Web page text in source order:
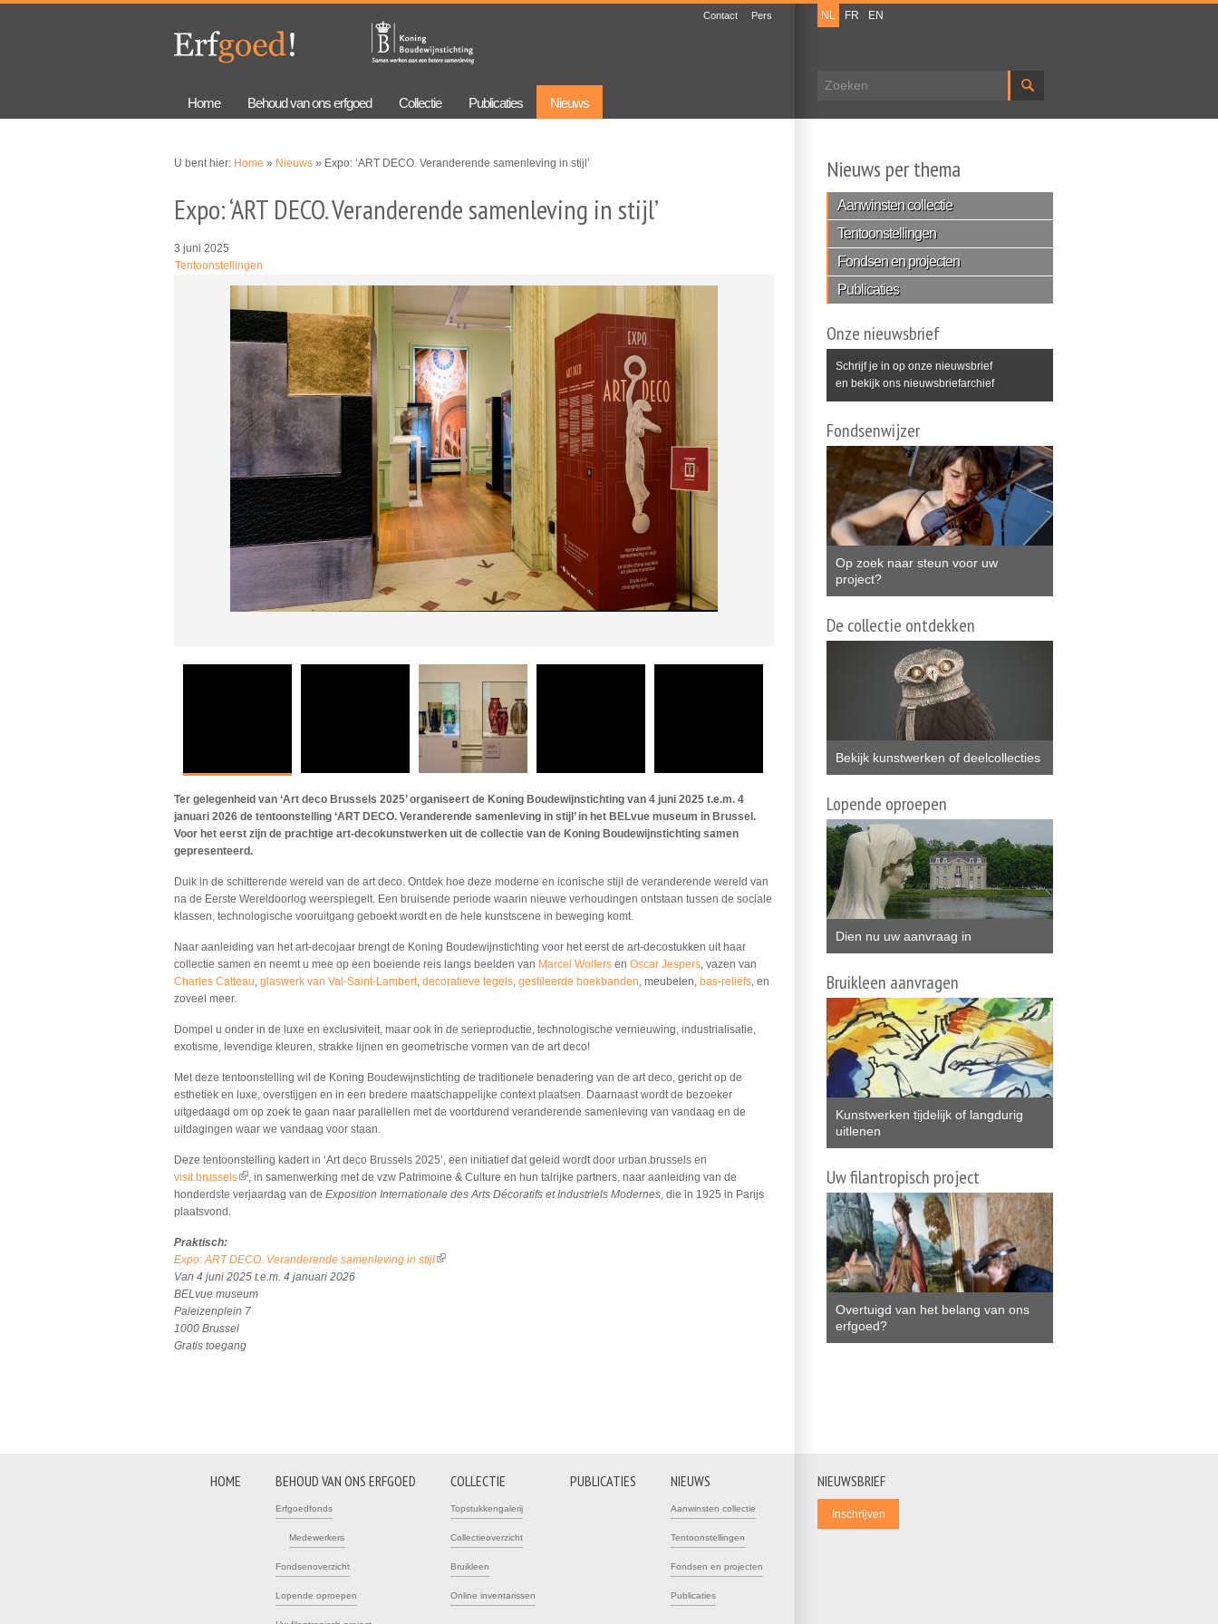
Contact Pers
Zoekveld
NL FR EN
Home Behoud van ons erfgoed Collectie Publicaties Nieuws
U bent hier: Home » Nieuws » Expo: ‘ART DECO. Veranderende samenleving in stijl’
Expo: ‘ART DECO. Veranderende samenleving in stijl’
3 juni 2025
Tentoonstellingen
Ter gelegenheid van ‘Art deco Brussels 2025’ organiseert de Koning Boudewijnstichting van 4 juni 2025 t.e.m. 4
januari 2026 de tentoonstelling ‘ART DECO. Veranderende samenleving in stijl’ in het BELvue museum in Brussel.
Voor het eerst zijn de prachtige art-decokunstwerken uit de collectie van de Koning Boudewijnstichting samen
gepresenteerd.
Duik in de schitterende wereld van de art deco. Ontdek hoe deze moderne en iconische stijl de veranderende wereld van
na de Eerste Wereldoorlog weerspiegelt. Een bruisende periode waarin nieuwe verhoudingen ontstaan tussen de sociale
klassen, technologische vooruitgang geboekt wordt en de hele kunstscene in beweging komt.
Naar aanleiding van het art-decojaar brengt de Koning Boudewijnstichting voor het eerst de art-decostukken uit haar
collectie samen en neemt u mee op een boeiende reis langs beelden van Marcel Wolfers en Oscar Jespers, vazen van
Charles Catteau, glaswerk van Val-Saint-Lambert, decoratieve tegels, gestileerde boekbanden, meubelen, bas-reliëfs, en
zoveel meer.
Dompel u onder in de luxe en exclusiviteit, maar ook in de serieproductie, technologische vernieuwing, industrialisatie,
exotisme, levendige kleuren, strakke lijnen en geometrische vormen van de art deco!
Met deze tentoonstelling wil de Koning Boudewijnstichting de traditionele benadering van de art deco, gericht op de
esthetiek en luxe, overstijgen en in een bredere maatschappelijke context plaatsen. Daarnaast wordt de bezoeker
uitgedaagd om op zoek te gaan naar parallellen met de voortdurend veranderende samenleving van vandaag en de
uitdagingen waar we vandaag voor staan.
Deze tentoonstelling kadert in ‘Art deco Brussels 2025’, een initiatief dat geleid wordt door urban.brussels en
visit.brussels(link is external)
, in samenwerking met de vzw Patrimoine & Culture en hun talrijke partners, naar aanleiding van de
honderdste verjaardag van de Exposition Internationale des Arts Décoratifs et Industriels Modernes, die in 1925 in Parijs
plaatsvond.
Praktisch:
Expo: ART DECO. Veranderende samenleving in stijl(link is external)
Van 4 juni 2025 t.e.m. 4 januari 2026
BELvue museum
Paleizenplein 7
1000 Brussel
Gratis toegang
Nieuws per thema
Aanwinsten collectie
Tentoonstellingen
Fondsen en projecten
Publicaties
Onze nieuwsbrief
Schrijf je in op onze nieuwsbrief
en bekijk ons nieuwsbriefarchief
Fondsenwijzer
Op zoek naar steun voor uw
project?
De collectie ontdekken
Bekijk kunstwerken of deelcollecties
Lopende oproepen
Dien nu uw aanvraag in
Bruikleen aanvragen
Kunstwerken tijdelijk of langdurig
uitlenen
Uw filantropisch project
Overtuigd van het belang van ons
erfgoed?
NIEUWSBRIEF
NIEUWS
Aanwinsten collectie
Tentoonstellingen
Fondsen en projecten
Publicaties
HOME BEHOUD VAN ONS ERFGOED
Erfgoedfonds
Medewerkers
Fondsenoverzicht
Lopende oproepen
COLLECTIE
Topstukkengalerij
Collectieoverzicht
Bruikleen
Online inventarissen
PUBLICATIES